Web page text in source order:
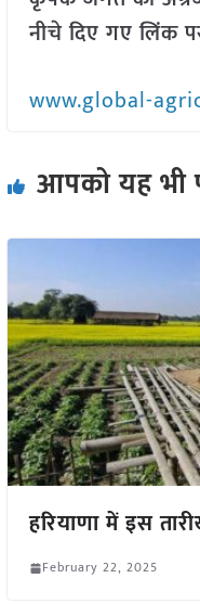
नीचे दिए गए लिंक
www.global-
आपको यह
हरियाणा में इस
February 22, 2025